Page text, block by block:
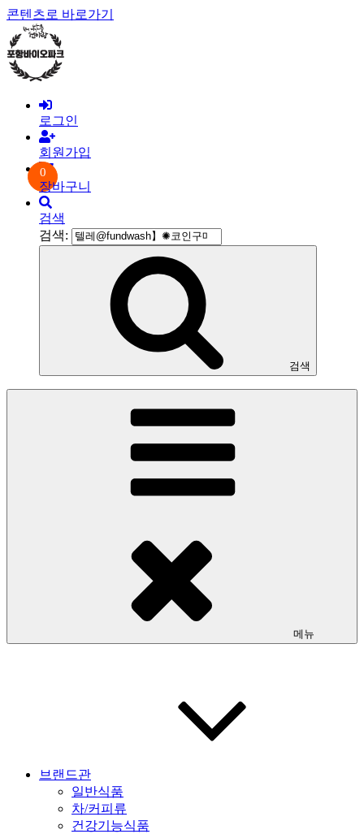
콘텐츠로 바로가기
로그인
회원가입
0
장바구니
검색
검색:
검색
메뉴
브랜드관
일반식품
차/커피류
건강기능식품